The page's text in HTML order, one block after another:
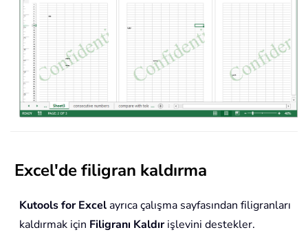
Excel'de filigran kaldırma
Kutools for Excelayrıca çalışma sayfasından filigranları
kaldırmak için Filigranı Kaldırişlevini destekler.